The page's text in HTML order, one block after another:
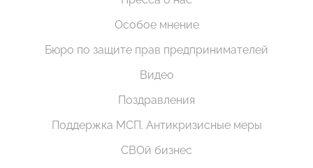
Особое мнение
Бюро по защите прав предпринимателей
Видео
Поздравления
Поддержка МСП. Антикризисные меры
СВОй бизнес